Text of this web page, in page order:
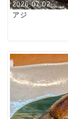
2026.07.02
アジ